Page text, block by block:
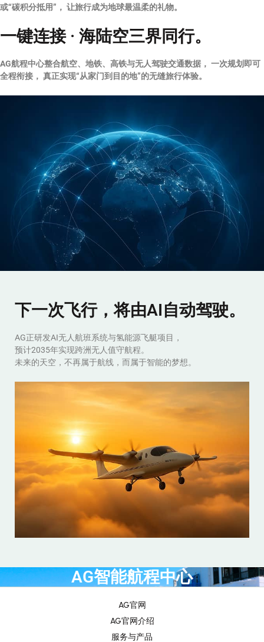
或“碳积分抵用”， 让旅行成为地球最温柔的礼物。
一键连接 · 海陆空三界同行。
AG航程中心整合航空、地铁、高铁与无人驾驶交通数据， 一次规划即可
全程衔接， 真正实现“从家门到目的地”的无缝旅行体验。
下一次飞行，将由AI自动驾驶。
AG正研发AI无人航班系统与氢能源飞艇项目，
预计2035年实现跨洲无人值守航程。
未来的天空，不再属于航线，而属于智能的梦想。
AG智能航程中心
AG官网
AG官网介绍
服务与产品